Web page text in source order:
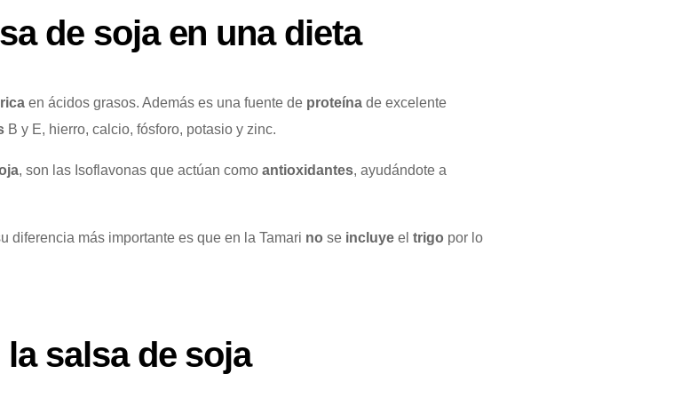
de soja en una dieta
rica en ácidos grasos. Además es una fuente de proteína de excelente
B y E, hierro, calcio, fósforo, potasio y zinc.
, son las Isoflavonas que actúan como antioxidantes, ayudándote a
diferencia más importante es que en la Tamari no se incluye el trigo por lo
salsa de soja